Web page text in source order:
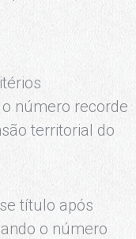
o número recorde
territorial do
título após
o número